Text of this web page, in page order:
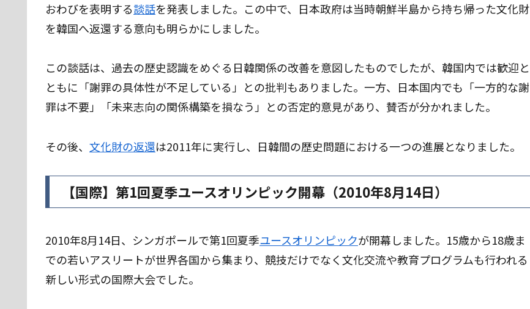
おわびを表明する談話を発表しました。この中で、日本政府は当時朝鮮半島から持ち帰った文化財
を韓国へ返還する意向も明らかにしました。
この談話は、過去の歴史認識をめぐる日韓関係の改善を意図したものでしたが、韓国内では歓迎と
ともに「謝罪の具体性が不足している」との批判もありました。一方、日本国内でも「一方的な謝
罪は不要」「未来志向の関係構築を損なう」との否定的意見があり、賛否が分かれました。
その後、 文化財の返還は2011年に実行し、日韓間の歴史問題における一つの進展となりました。
【国際】第1回夏季ユースオリンピック開幕（2010年8月14日）
2010年8月14日、シンガポールで第1回夏季ユースオリンピックが開幕しました。15歳から18歳ま
での若いアスリートが世界各国から集まり、競技だけでなく文化交流や教育プログラムも行われる
新しい形式の国際大会でした。